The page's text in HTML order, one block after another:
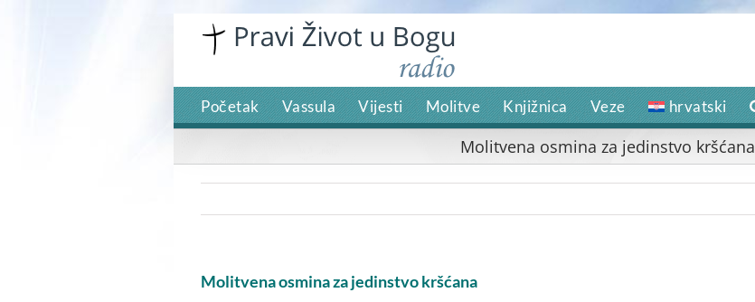
Početak Vassula Vijesti Molitve Knjižnica Veze hrvatski
Molitvena osmina za jedinstvo kršćana
Molitvena osmina za jedinstvo kršćana